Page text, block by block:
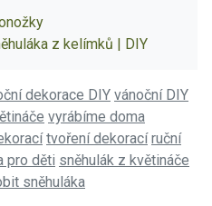
z kelímků | DIY
dekorace DIY vánoční DIY
vyrábíme doma
tvoření dekorací ruční
pro děti sněhulák z květináče
sněhuláka